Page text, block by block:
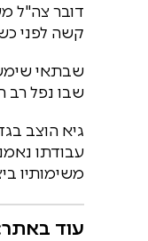
דובר צה"ל
קשה לפני
שבתאי
שבו נפל רב
גיא הוצב
עבודתו
משימותיו
עוד